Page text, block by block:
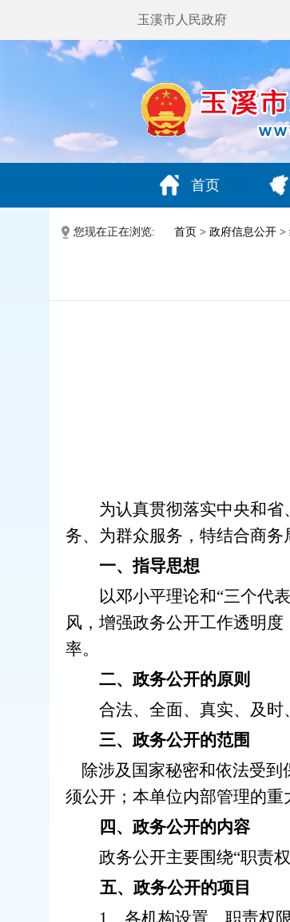
玉溪市人民政府
首页
您现在正在浏览: 首页 > 政府信息公开 >
为认真贯彻落实中央和省、
务、为群众服务，特结合商务
一、指导思想
以邓小平理论和“三个代
风，增强政务公开工作透明
率。
二、政务公开的原则
合法、全面、真实、及时
三、政务公开的范围
除涉及国家秘密和依法受
须公开；本单位内部管理的重
四、政务公开的内容
政务公开主要围绕“职责
五、政务公开的项目
1、各机构设置、职责权限